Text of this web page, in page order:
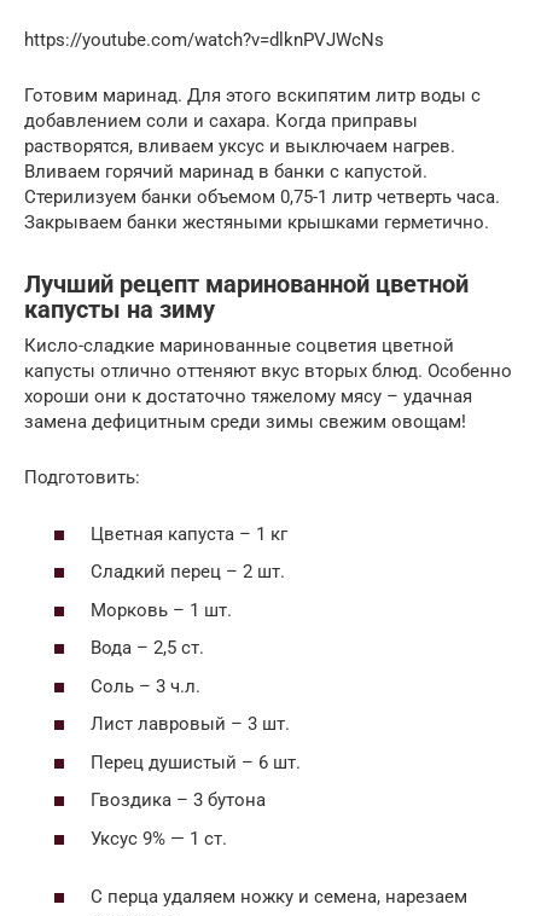
https://youtube.com/watch?v=dlknPVJWcNs
Готовим маринад. Для этого вскипятим литр воды с
добавлением соли и сахара. Когда приправы
растворятся, вливаем уксус и выключаем нагрев.
Вливаем горячий маринад в банки с капустой.
Стерилизуем банки объемом 0,75-1 литр четверть часа.
Закрываем банки жестяными крышками герметично.
Лучший рецепт маринованной цветной
капусты на зиму
Кисло-сладкие маринованные соцветия цветной
капусты отлично оттеняют вкус вторых блюд. Особенно
хороши они к достаточно тяжелому мясу – удачная
замена дефицитным среди зимы свежим овощам!
Подготовить:
Цветная капуста – 1 кг
Сладкий перец – 2 шт.
Морковь – 1 шт.
Вода – 2,5 ст.
Соль – 3 ч.л.
Лист лавровый – 3 шт.
Перец душистый – 6 шт.
Гвоздика – 3 бутона
Уксус 9% — 1 ст.
С перца удаляем ножку и семена, нарезаем